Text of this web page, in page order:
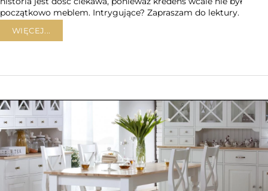
początkowo meblem. Intrygujące? Zapraszam do lektury.
WIĘCEJ...